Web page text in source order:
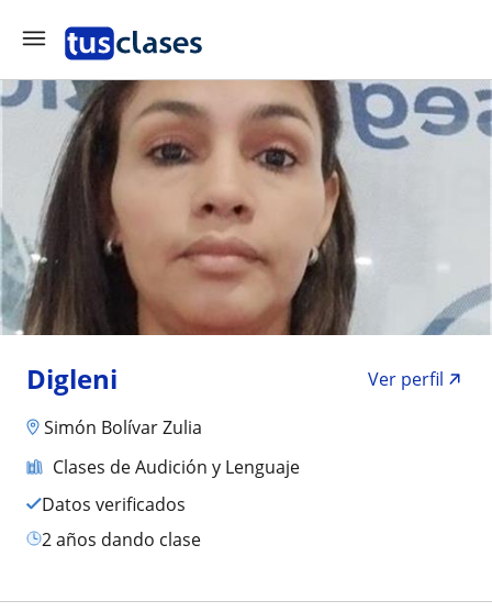
Digleni
Ver perfil
Simón Bolívar Zulia
Clases de Audición y Lenguaje
Datos verificados
2 años dando clase